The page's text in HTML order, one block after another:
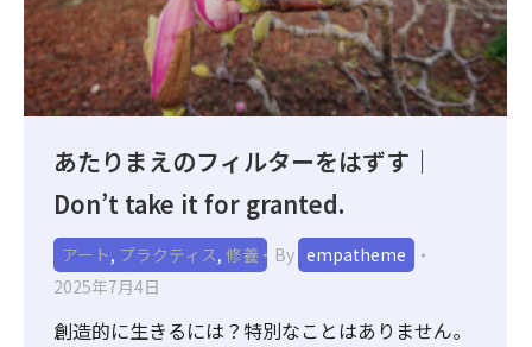
あたりまえのフィルターをはずす｜
Don’t take it for granted.
アート, プラクティス, 修養 By empatheme
2025年7月4日
創造的に生きるには？特別なことはありません。